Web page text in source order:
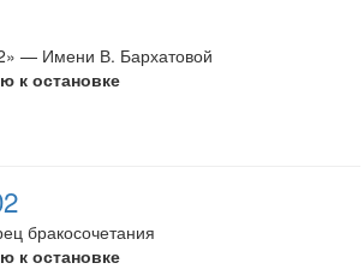
— Имени В. Бархатовой
к остановке
бракосочетания
к остановке